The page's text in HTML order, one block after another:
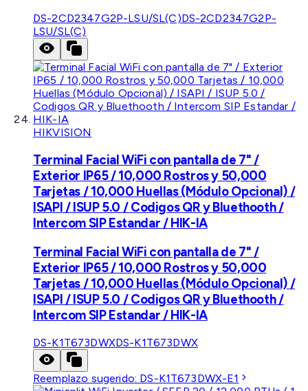
DS-2CD2347G2P-LSU/SL(C)DS-2CD2347G2P-
LSU/SL(C)
HIKVISION
Terminal Facial WiFi con pantalla de 7" /
Exterior IP65 / 10,000 Rostros y 50,000
Tarjetas / 10,000 Huellas (Módulo Opcional) /
ISAPI / ISUP 5.0 / Codigos QR y Bluethooth /
Intercom SIP Estandar / HIK-IA
Terminal Facial WiFi con pantalla de 7" /
Exterior IP65 / 10,000 Rostros y 50,000
Tarjetas / 10,000 Huellas (Módulo Opcional) /
ISAPI / ISUP 5.0 / Codigos QR y Bluethooth /
Intercom SIP Estandar / HIK-IA
DS-K1T673DWXDS-K1T673DWX
Reemplazo sugerido: DS-K1T673DWX-E1